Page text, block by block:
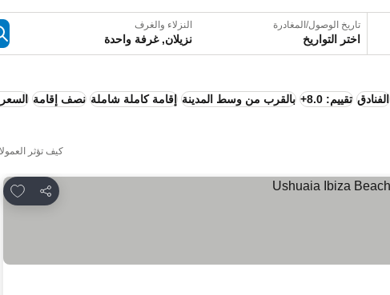
تاريخ الوصول/المغادرة
اختر التواريخ
النزلاء والغرف
نزيلان, غرفة واحدة
الفنادق تقييم: 8.0+ بالقرب من وسط المدينة إقامة كاملة شاملة نصف إقامة
كيف تؤثر
مشاركة
favorites